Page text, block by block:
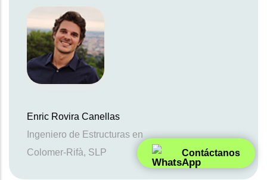
Enric Rovira Canellas
Ingeniero de Estructuras en
Colomer-Rifà, SLP
Contáctanos